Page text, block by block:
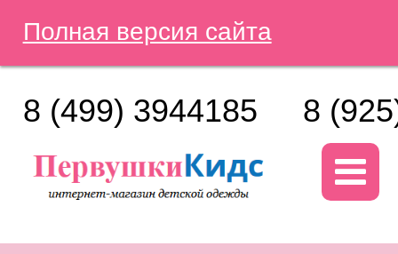
Полная версия сайта
8 (499) 3944185 8